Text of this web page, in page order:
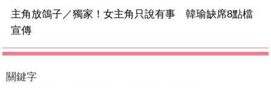
主角放鴿子／獨家！女主角只說有事 韓瑜缺席8點檔
宣傳
關鍵字